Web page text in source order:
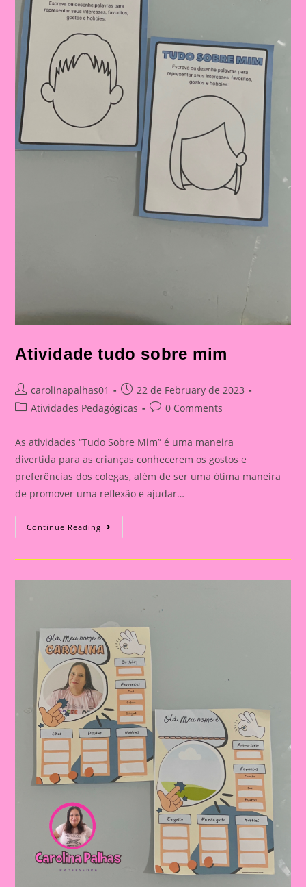
Atividade tudo sobre mim
Post
author:
carolinapalhas01
Post
published:
22 de February de 2023
PostAtividades Pedagógicas
Post0 Comments
As atividades “Tudo Sobre Mim” é uma maneira
divertida para as crianças conhecerem os gostos e
preferências dos colegas, além de ser uma ótima maneira
de promover uma reflexão e ajudar…
Continue Reading Atividade
Tudo